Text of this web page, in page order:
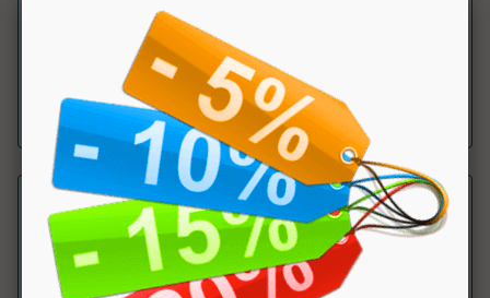
Barretta proteica low sugar con crispies proteici, ideale
come spuntino. ....
a partire da € 2.40
sconto 20%